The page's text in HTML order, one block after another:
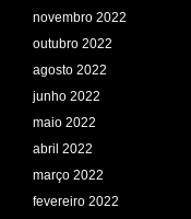
novembro 2022
outubro 2022
agosto 2022
junho 2022
maio 2022
abril 2022
março 2022
fevereiro 2022